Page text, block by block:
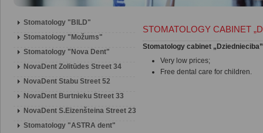
Stomatology "BILD"
Stomatology "Možums"
Stomatology "Nova Dent"
NovaDent Zolitūdes Street 34
NovaDent Stabu Street 52
NovaDent Burtnieku Street 33
NovaDent S.Eizenšteina Street 23
Stomatology "ASTRA dent"
STOMATOLOGY CABINET
Stomatology cabinet
Very low prices;
Free dental care for children.